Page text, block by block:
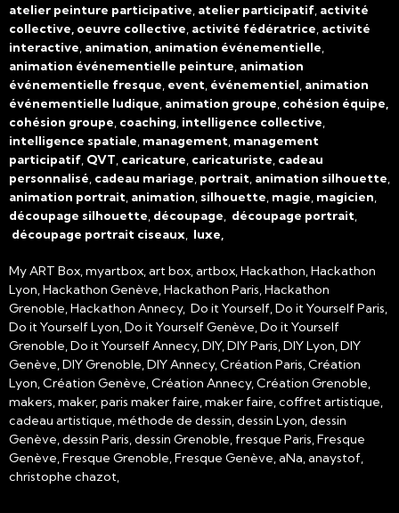
atelier peinture participative, atelier participatif, activité
collective, oeuvre collective, activité fédératrice, activité
interactive, animation, animation événementielle,
animation événementielle peinture, animation
événementielle fresque, event, événementiel, animation
événementielle ludique, animation groupe, cohésion équipe,
cohésion groupe, coaching, intelligence collective,
intelligence spatiale, management, management
participatif, QVT, caricature, caricaturiste, cadeau
personnalisé, cadeau mariage, portrait, animation silhouette,
animation portrait, animation, silhouette, magie, magicien,
découpage silhouette, découpage, découpage portrait,
découpage portrait ciseaux, luxe,
My ART Box, myartbox, art box, artbox, Hackathon, Hackathon
Lyon, Hackathon Genève, Hackathon Paris, Hackathon
Grenoble, Hackathon Annecy, Do it Yourself, Do it Yourself Paris,
Do it Yourself Lyon, Do it Yourself Genève, Do it Yourself
Grenoble, Do it Yourself Annecy, DIY, DIY Paris, DIY Lyon, DIY
Genève, DIY Grenoble, DIY Annecy, Création Paris, Création
Lyon, Création Genève, Création Annecy, Création Grenoble,
makers, maker, paris maker faire, maker faire, coffret artistique,
cadeau artistique, méthode de dessin, dessin Lyon, dessin
Genève, dessin Paris, dessin Grenoble, fresque Paris, Fresque
Genève, Fresque Grenoble, Fresque Genève, aNa, anaystof,
christophe chazot,